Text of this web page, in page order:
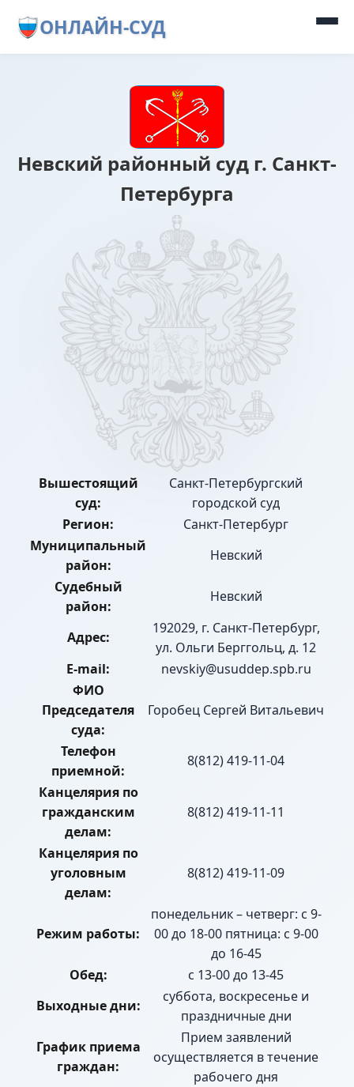
ОНЛАЙН-СУД
Невский районный суд г. Санкт-
Петербурга
Вышестоящий
суд:
Санкт-Петербургский
городской суд
Регион:
Санкт-Петербург
Муниципальный
район:
Невский
Судебный
район:
Невский
Адрес:
192029, г. Санкт-Петербург,
ул. Ольги Берггольц, д. 12
E-mail:
nevskiy@usuddep.spb.ru
ФИО
Председателя
суда:
Горобец Сергей Витальевич
Телефон
приемной:
8(812) 419-11-04
Канцелярия по
гражданским
делам:
8(812) 419-11-11
Канцелярия по
уголовным
делам:
8(812) 419-11-09
Режим работы:
понедельник – четверг: с 9-
00 до 18-00 пятница: с 9-00
до 16-45
Обед:
с 13-00 до 13-45
Выходные дни:
суббота, воскресенье и
праздничные дни
График приема
граждан:
Прием заявлений
осуществляется в течение
рабочего дня